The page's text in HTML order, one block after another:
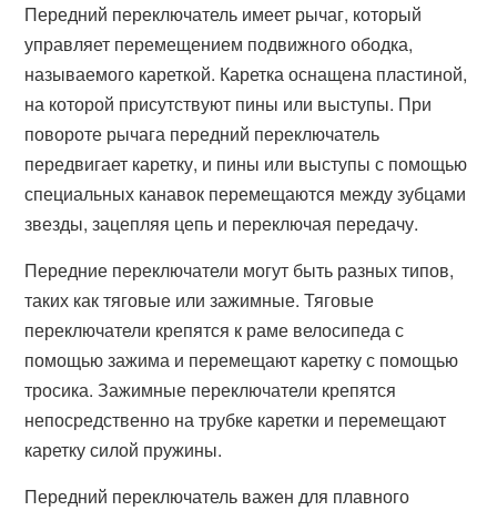
Передний переключатель имеет рычаг, который
управляет перемещением подвижного ободка,
называемого кареткой. Каретка оснащена пластиной,
на которой присутствуют пины или выступы. При
повороте рычага передний переключатель
передвигает каретку, и пины или выступы с помощью
специальных канавок перемещаются между зубцами
звезды, зацепляя цепь и переключая передачу.
Передние переключатели могут быть разных типов,
таких как тяговые или зажимные. Тяговые
переключатели крепятся к раме велосипеда с
помощью зажима и перемещают каретку с помощью
тросика. Зажимные переключатели крепятся
непосредственно на трубке каретки и перемещают
каретку силой пружины.
Передний переключатель важен для плавного